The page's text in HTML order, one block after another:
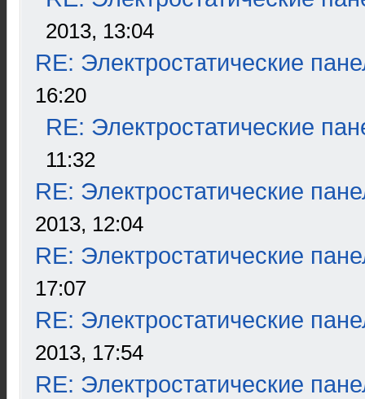
2013, 13:04
RE: Электростатические
16:20
RE: Электростатические
11:32
RE: Электростатические
2013, 12:04
RE: Электростатические
17:07
RE: Электростатические
2013, 17:54
RE: Электростатические